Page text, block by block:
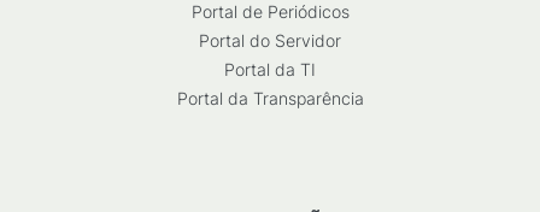
Portal de Periódicos
Portal do Servidor
Portal da TI
Portal da Transparência